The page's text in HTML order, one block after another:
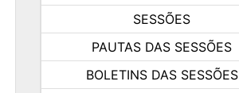
SESSÕES
PAUTAS DAS SESSÕES
BOLETINS DAS SESSÕES